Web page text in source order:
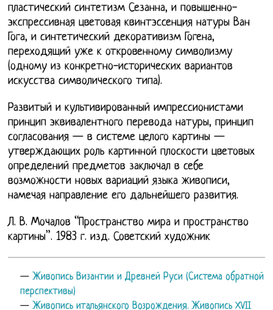
пластический синтетизм Сезанна, и повышенно-
экспрессивная цветовая квинтэссенция натуры Ван
Гога, и синтетический декоративизм Гогена,
переходящий уже к откровенному символизму
(одному из конкретно-исторических вариантов
искусства символического типа).
Развитый и культивированный импрессионистами
принцип эквивалентного перевода натуры, принцип
согласования — в системе целого картины —
утверждающих роль картинной плоскости цветовых
определений предметов заключал в себе
возможности новых вариаций языка живописи,
намечая направление его дальнейшего развития.
Л. В. Мочалов “Пространство мира и пространство
картины”. 1983 г. изд. Советский художник
—Живопись Византии и Древней Руси (Система обратной
перспективы)
—Живопись итальянского Возрождения. Живопись XVII